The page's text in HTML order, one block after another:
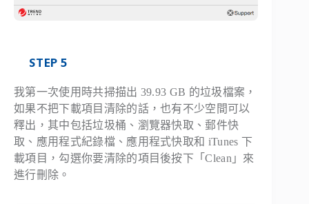
STEP 5
我第一次使用時共掃描出 39.93 GB 的垃圾檔案，
如果不把下載項目清除的話，也有不少空間可以
釋出，其中包括垃圾桶、瀏覽器快取、郵件快
取、應用程式紀錄檔、應用程式快取和 iTunes 下
載項目，勾選你要清除的項目後按下「Clean 」來
進行刪除。